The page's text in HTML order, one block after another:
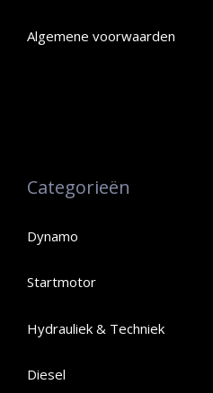
Algemene voorwaarden
Categorieën
Dynamo
Startmotor
Hydrauliek & Techniek
Diesel